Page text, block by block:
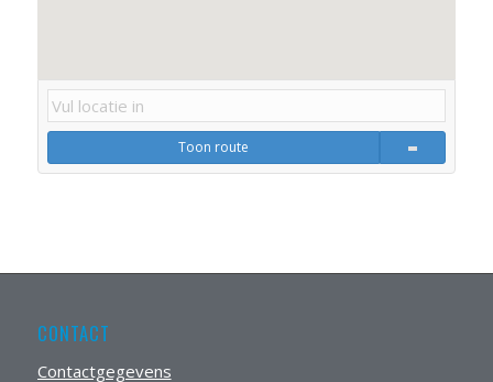
Toon route
CONTACT
Contactgegevens